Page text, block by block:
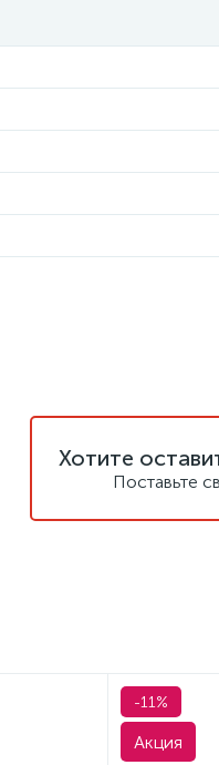
Хотите
Поставьте
-11%
Акция